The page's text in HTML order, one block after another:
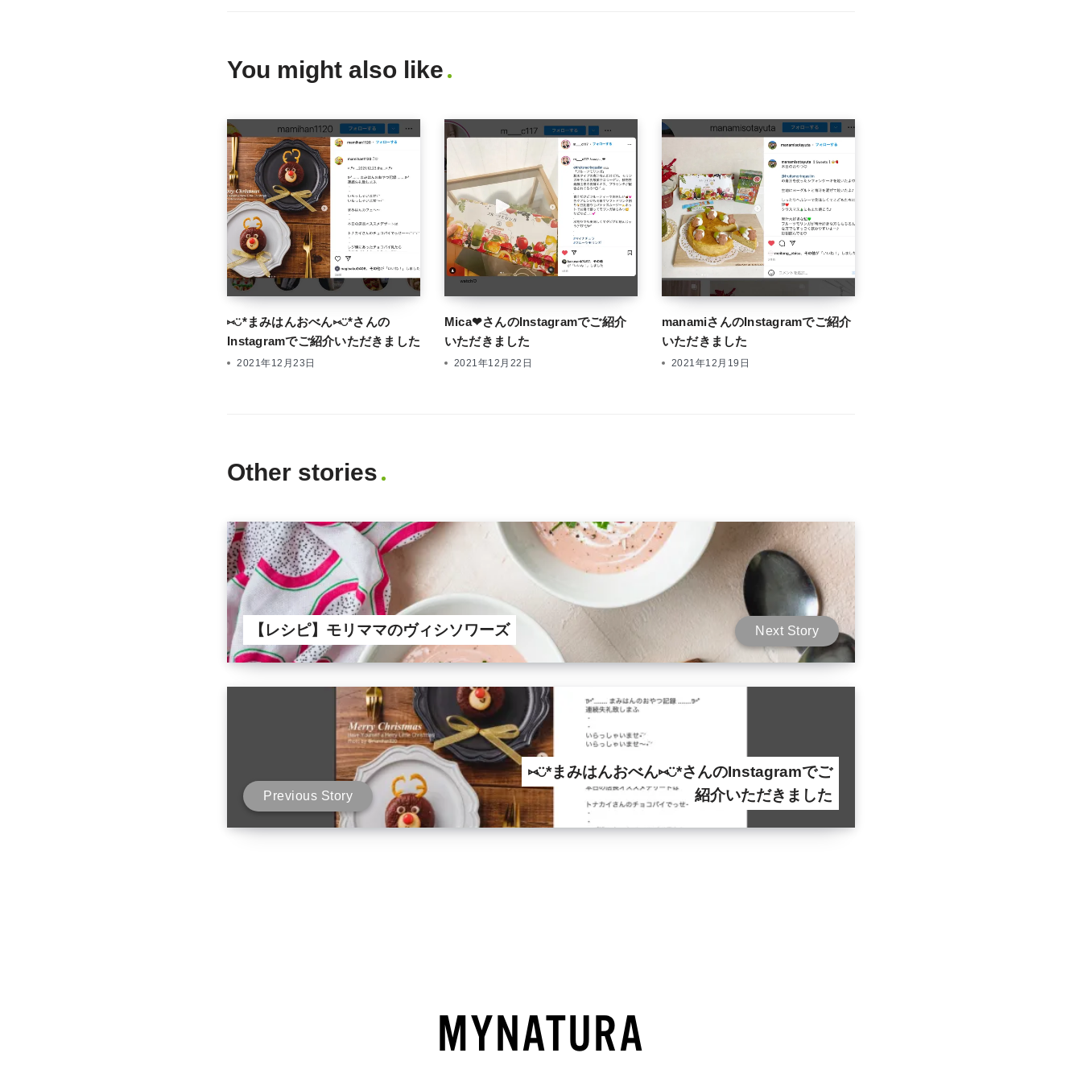
You might also like
⑅︎◡̈︎*まみはんおべん⑅︎◡̈︎*さんの
Instagramでご紹介いただきました
2021年12月23日
Mica❤︎さんのInstagramでご紹介
いただきました
2021年12月22日
manamiさんのInstagramでご紹介
いただきました
2021年12月19日
Other stories
【レシピ】モリママのヴィシソワーズ Next Story
⑅︎◡̈︎*まみはんおべん⑅︎◡̈︎*さんのInstagramでご
紹介いただきました
Previous Story